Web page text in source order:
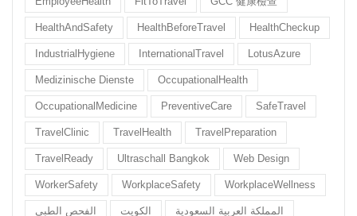
HealthAndSafety HealthBeforeTravel HealthCheckup
IndustrialHygiene InternationalTravel LotusAzure
Medizinische Dienste OccupationalHealth
OccupationalMedicine PreventiveCare SafeTravel
TravelClinic TravelHealth TravelPreparation
TravelReady Ultraschall Bangkok Web Design
WorkerSafety WorkplaceSafety WorkplaceWellness
الفحص الطبي الكويت المملكة العربية السعودية